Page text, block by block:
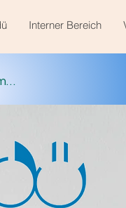
Interner Bereich